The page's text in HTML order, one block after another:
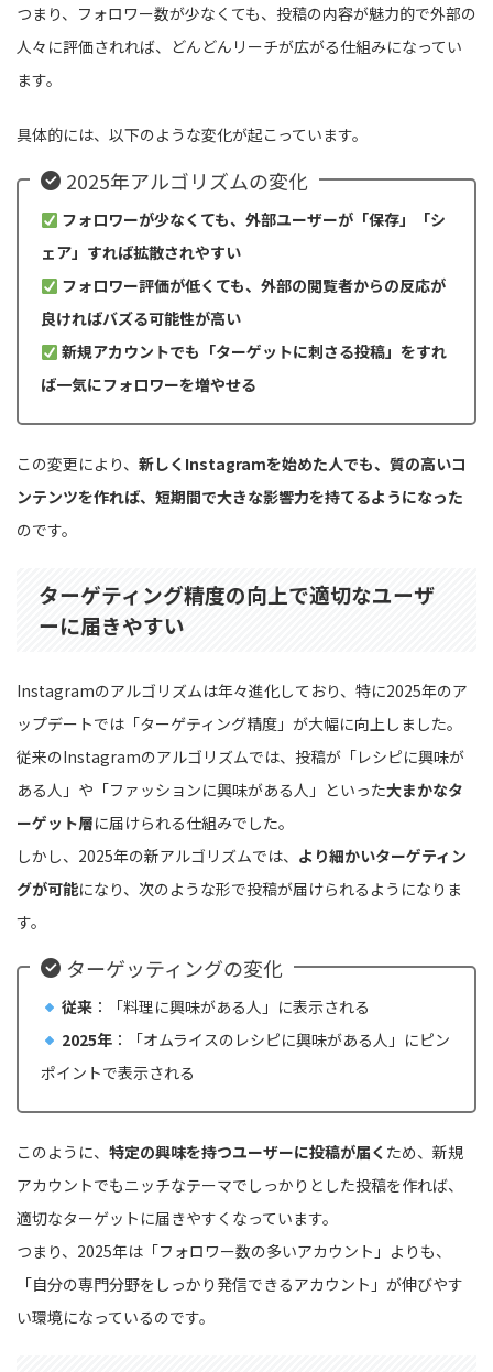
つまり、フォロワー数が少なくても、投稿の内容が魅力的で外部の
人々に評価されれば、どんどんリーチが広がる仕組みになってい
ます。
具体的には、以下のような変化が起こっています。
2025年アルゴリズムの変化
フォロワーが少なくても、外部ユーザーが「保存」「シ
ェア」すれば拡散されやすい
フォロワー評価が低くても、外部の閲覧者からの反応が
良ければバズる可能性が高い
新規アカウントでも「ターゲットに刺さる投稿」をすれ
ば一気にフォロワーを増やせる
この変更により、 新しくInstagramを始めた人でも、質の高いコ
ンテンツを作れば、短期間で大きな影響力を持てるようになった
のです。
ターゲティング精度の向上で適切なユーザ
ーに届きやすい
Instagramのアルゴリズムは年々進化しており、特に2025年のア
ップデートでは「ターゲティング精度」が大幅に向上しました。
従来のInstagramのアルゴリズムでは、投稿が「レシピに興味が
ある人」や「ファッションに興味がある人」といった大まかなタ
ーゲット層に届けられる仕組みでした。
しかし、2025年の新アルゴリズムでは、 より細かいターゲティン
グが可能になり、次のような形で投稿が届けられるようになりま
す。
ターゲッティングの変化
従来：「料理に興味がある人」に表示される
2025年：「オムライスのレシピに興味がある人」にピン
ポイントで表示される
このように、 特定の興味を持つユーザーに投稿が届く ため、新規
アカウントでもニッチなテーマでしっかりとした投稿を作れば、
適切なターゲットに届きやすくなっています。
つまり、2025年は「フォロワー数の多いアカウント」よりも、
「自分の専門分野をしっかり発信できるアカウント」が伸びやす
い環境になっているのです。